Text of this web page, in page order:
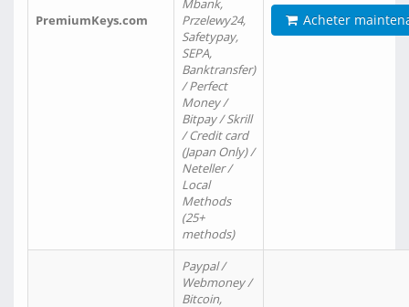
PremiumKeys.com
Mbank,
Przelewy24,
Safetypay,
SEPA,
Banktransfer)
/ Perfect
Money /
Bitpay / Skrill
/ Credit card
(Japan Only) /
Neteller /
Local
Methods
(25+
methods)
Acheter
Paypal /
Webmoney /
Bitcoin,